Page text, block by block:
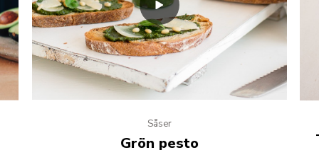
Såser
Grön pesto